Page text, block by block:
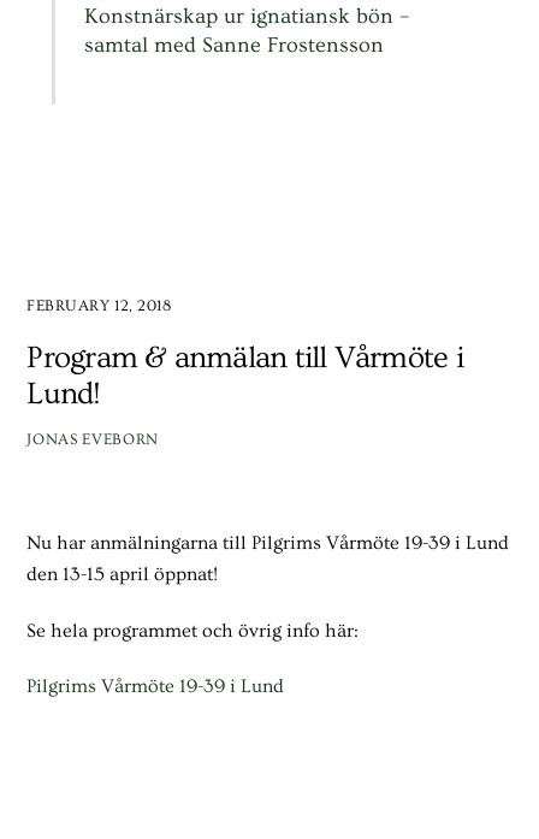
Konstnärskap ur ignatiansk bön –
samtal med Sanne Frostensson
FEBRUARY 12, 2018
Program & anmälan till Vårmöte i
Lund!
JONAS EVEBORN
Nu har anmälningarna till Pilgrims Vårmöte 19-39 i Lund
den 13-15 april öppnat!
Se hela programmet och övrig info här:
Pilgrims Vårmöte 19-39 i Lund